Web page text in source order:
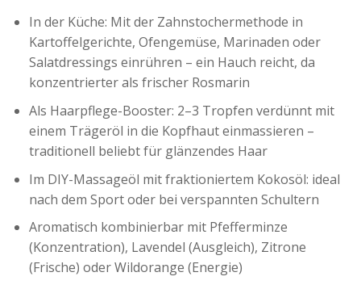
In der Küche: Mit der Zahnstochermethode in
Kartoffelgerichte, Ofengemüse, Marinaden oder
Salatdressings einrühren – ein Hauch reicht, da
konzentrierter als frischer Rosmarin
Als Haarpflege-Booster: 2–3 Tropfen verdünnt mit
einem Trägeröl in die Kopfhaut einmassieren –
traditionell beliebt für glänzendes Haar
Im DIY-Massageöl mit fraktioniertem Kokosöl: ideal
nach dem Sport oder bei verspannten Schultern
Aromatisch kombinierbar mit Pfefferminze
(Konzentration), Lavendel (Ausgleich), Zitrone
(Frische) oder Wildorange (Energie)